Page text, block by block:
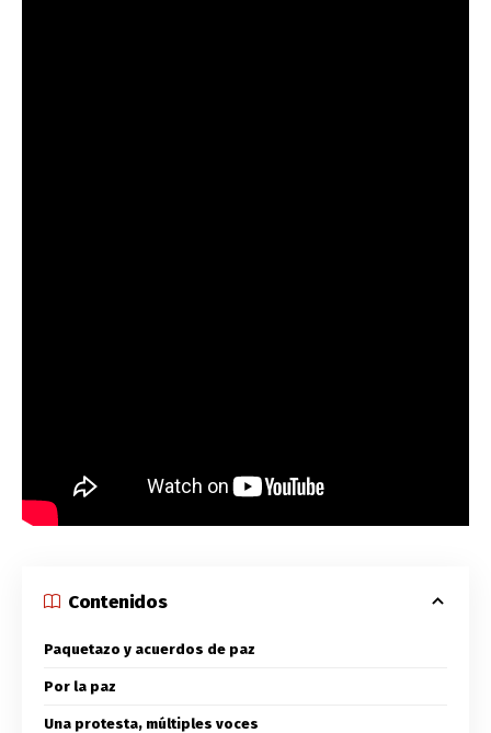
Contenidos
Paquetazo y acuerdos de paz
Por la paz
Una protesta, múltiples voces